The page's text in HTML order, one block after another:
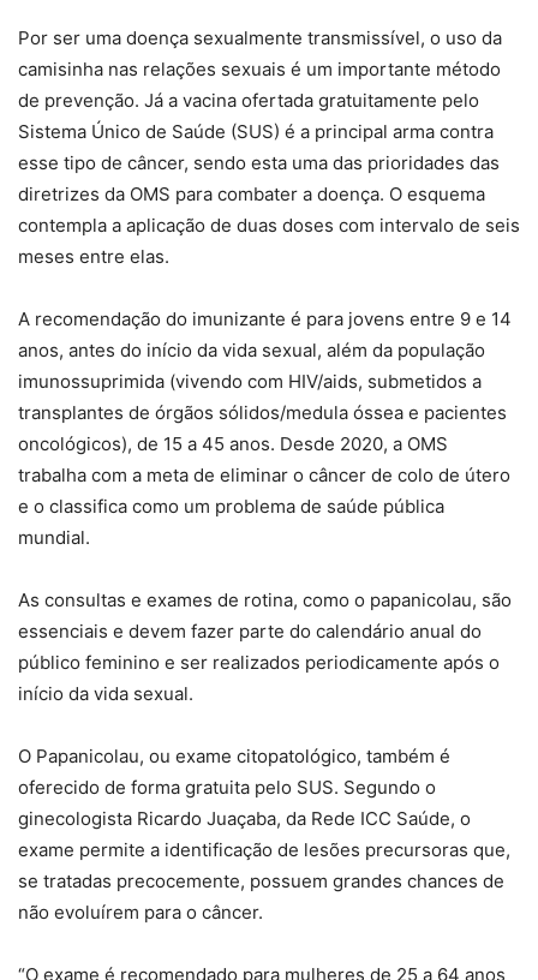
Por ser uma doença sexualmente transmissível, o uso da
camisinha nas relações sexuais é um importante método
de prevenção. Já a vacina ofertada gratuitamente pelo
Sistema Único de Saúde (SUS) é a principal arma contra
esse tipo de câncer, sendo esta uma das prioridades das
diretrizes da OMS para combater a doença. O esquema
contempla a aplicação de duas doses com intervalo de seis
meses entre elas.
A recomendação do imunizante é para jovens entre 9 e 14
anos, antes do início da vida sexual, além da população
imunossuprimida (vivendo com HIV/aids, submetidos a
transplantes de órgãos sólidos/medula óssea e pacientes
oncológicos), de 15 a 45 anos. Desde 2020, a OMS
trabalha com a meta de eliminar o câncer de colo de útero
e o classifica como um problema de saúde pública
mundial.
As consultas e exames de rotina, como o papanicolau, são
essenciais e devem fazer parte do calendário anual do
público feminino e ser realizados periodicamente após o
início da vida sexual.
O Papanicolau, ou exame citopatológico, também é
oferecido de forma gratuita pelo SUS. Segundo o
ginecologista Ricardo Juaçaba, da Rede ICC Saúde, o
exame permite a identificação de lesões precursoras que,
se tratadas precocemente, possuem grandes chances de
não evoluírem para o câncer.
“O exame é recomendado para mulheres de 25 a 64 anos